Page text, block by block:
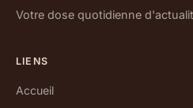
Votre dose quotidienne
LIENS
Accueil